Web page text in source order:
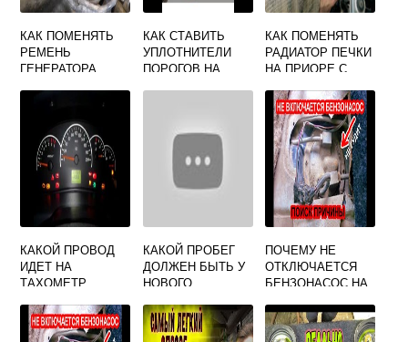
КАК ПОМЕНЯТЬ
РЕМЕНЬ
ГЕНЕРАТОРА
КОНДИЦИОНЕРА
КАК СТАВИТЬ
УПЛОТНИТЕЛИ
ПОРОГОВ НА
КАК ПОМЕНЯТЬ
РАДИАТОР ПЕЧКИ
НА ПРИОРЕ С
М ХАЛЛА
КАКОЙ ПРОВОД
ИДЕТ НА
ТАХОМЕТР
КАКОЙ ПРОБЕГ
ДОЛЖЕН БЫТЬ У
НОВОГО
САЛОНА ЛАДА
ГРАНТА
ПОЧЕМУ НЕ
ОТКЛЮЧАЕТСЯ
БЕНЗОНАСОС НА